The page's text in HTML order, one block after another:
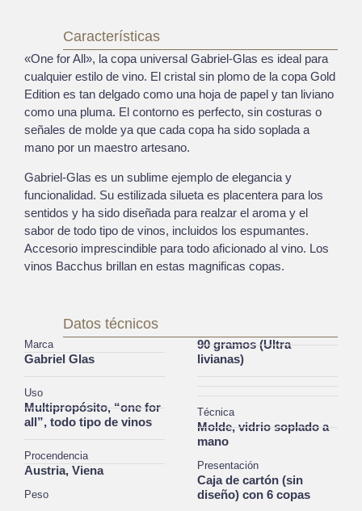
Características
«One for All», la copa universal Gabriel-Glas es ideal para
cualquier estilo de vino. El cristal sin plomo de la copa Gold
Edition es tan delgado como una hoja de papel y tan liviano
como una pluma. El contorno es perfecto, sin costuras o
señales de molde ya que cada copa ha sido soplada a
mano por un maestro artesano.
Gabriel-Glas es un sublime ejemplo de elegancia y
funcionalidad. Su estilizada silueta es placentera para los
sentidos y ha sido diseñada para realzar el aroma y el
sabor de todo tipo de vinos, incluidos los espumantes.
Accesorio imprescindible para todo aficionado al vino. Los
vinos Bacchus brillan en estas magnificas copas.
Datos técnicos
Marca
Gabriel Glas
Uso
Multipropósito, “one for
all”, todo tipo de vinos
Procendencia
Austria, Viena
Peso
90 gramos (Ultra
livianas)
Técnica
Molde, vidrio soplado a
mano
Presentación
Caja de cartón (sin
diseño) con 6 copas